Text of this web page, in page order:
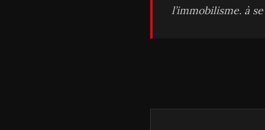
l’immobilisme. à